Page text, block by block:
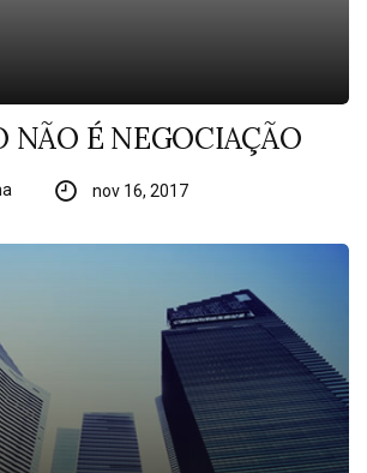
NÃO É NEGOCIAÇÃO
nov 16, 2017